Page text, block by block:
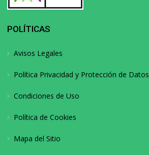
POLÍTICAS
Avisos Legales
Política Privacidad y Protección de Datos
Condiciones de Uso
Política de Cookies
Mapa del Sitio